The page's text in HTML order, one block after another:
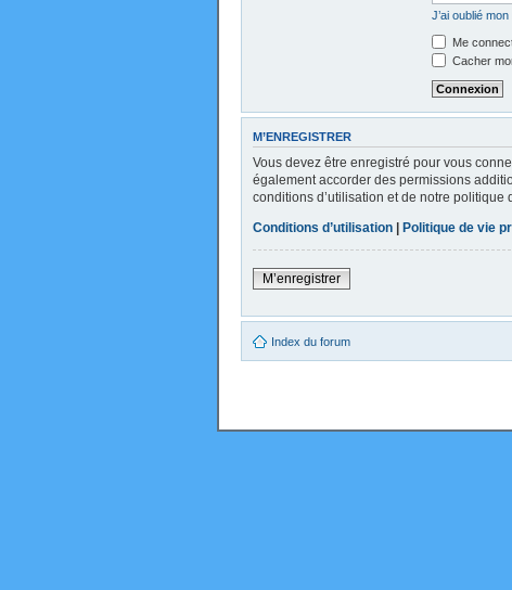
J’ai oublié
Me
Cacher
M’ENREGISTRER
Vous devez être enregistré pour vous
également accorder des permissions
conditions d’utilisation et de notre politique
Conditions d’utilisation | Politique de vie
M’enregistrer
Index du forum